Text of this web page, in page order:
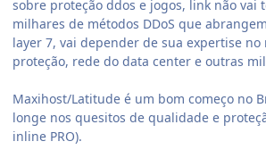
sobre proteção ddos e jogos, link não vai
milhares de métodos DDoS que
layer 7, vai depender de sua expertise no
proteção, rede do data center e outras
Maxihost/Latitude é um bom começo no
longe nos quesitos de qualidade e
inline PRO).